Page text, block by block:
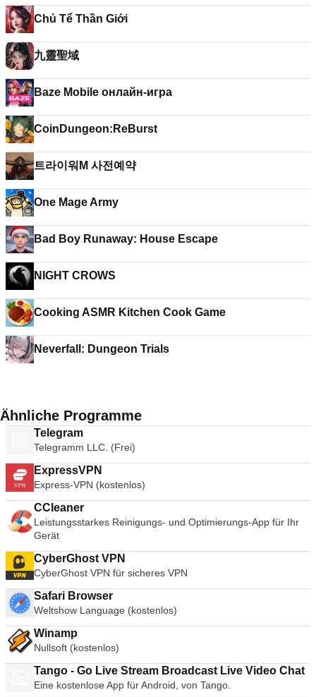
Chủ Tể Thần Giới
九靈聖域
Baze Mobile онлайн-игра
CoinDungeon:ReBurst
트라이워M 사전예약
One Mage Army
Bad Boy Runaway: House Escape
NIGHT CROWS
Cooking ASMR Kitchen Cook Game
Neverfall: Dungeon Trials
Ähnliche Programme
Telegram
Telegramm LLC. (Frei)
ExpressVPN
Express-VPN (kostenlos)
CCleaner
Leistungsstarkes Reinigungs- und Optimierungs-App für Ihr
Gerät
CyberGhost VPN
CyberGhost VPN für sicheres VPN
Safari Browser
Weltshow Language (kostenlos)
Winamp
Nullsoft (kostenlos)
Tango - Go Live Stream Broadcast Live Video Chat
Eine kostenlose App für Android, von Tango.